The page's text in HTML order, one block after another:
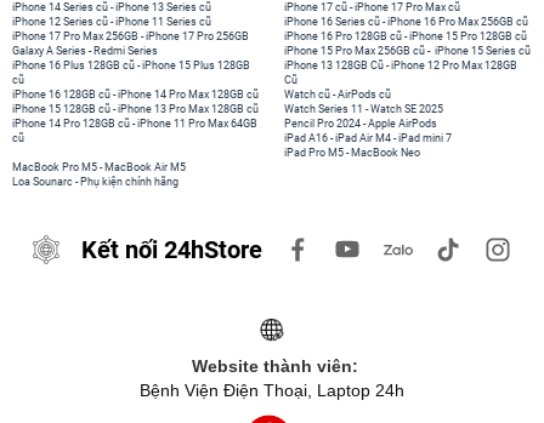
iPhone 14 Series cũ -iPhone 13 Series cũ
iPhone 12 Series cũ -iPhone 11 Series cũ
iPhone 17 Pro Max 256GB -iPhone 17 Pro 256GB
Galaxy A Series - Redmi Series
iPhone 17 cũ -iPhone 17 Pro Max cũ
iPhone 16 Series cũ - iPhone 16 Pro Max 256GB cũ
iPhone 16 Pro 128GB cũ -iPhone 15 Pro 128GB cũ
iPhone 15 Pro Max 256GB cũ - iPhone 15 Series cũ
iPhone 16 Plus 128GB cũ -iPhone 15 Plus 128GB
cũ
iPhone 16 128GB cũ -iPhone 14 Pro Max 128GB cũ
iPhone 15 128GB cũ -iPhone 13 Pro Max 128GB cũ
iPhone 14 Pro 128GB cũ -iPhone 11 Pro Max 64GB
cũ
iPhone 13 128GB Cũ -iPhone 12 Pro Max 128GB
Cũ
Watch cũ -AirPods cũ
Watch Series 11 -Watch SE 2025
Pencil Pro 2024 -Apple AirPods
iPad A16 -iPad Air M4 -iPad mini 7
iPad Pro M5 - MacBook Neo
MacBook Pro M5 - MacBook Air M5
Loa Sounarc - Phụ kiện chính hãng
Kết nối 24hStore
Website thành viên:
Bệnh Viện Điện Thoại, Laptop 24h